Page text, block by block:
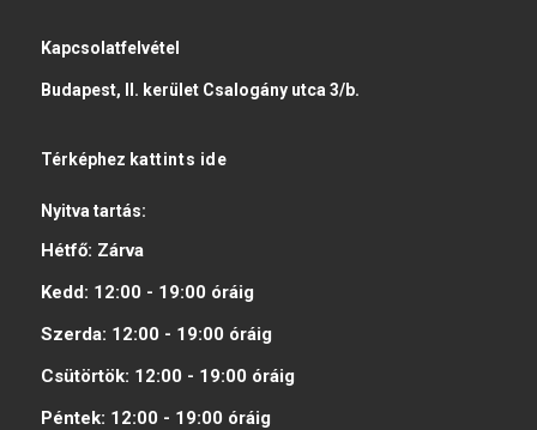
Kapcsolatfelvétel
Budapest, II. kerület Csalogány utca 3/b.
Térképhez kattints ide
Nyitva tartás:
Hétfő: Zárva
Kedd: 12:00 - 19:00 óráig
Szerda: 12:00 - 19:00 óráig
Csütörtök: 12:00 - 19:00 óráig
Péntek: 12:00 - 19:00 óráig